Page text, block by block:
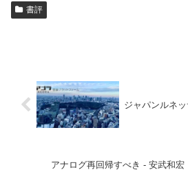
書評
ジャパンルネ
アナログ再回帰すべき - 安武和宏